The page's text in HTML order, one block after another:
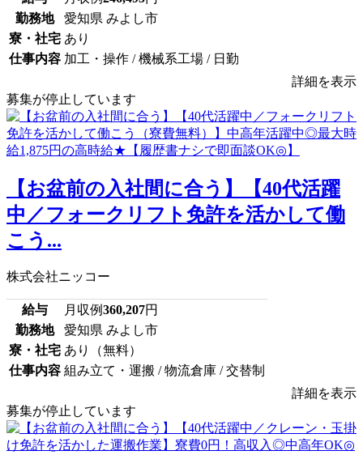
勤務地
愛知県 みよし市
寮・社宅 あり
仕事内容 加工・操作 / 機械系工場 / 日勤
詳細を表示
募集が停止しています
【お盆前の入社間に合う】【40代活躍
中／フォークリフト免許を活かして働
こう...
株式会社ニッコー
給与 月収例360,207円
勤務地
愛知県 みよし市
寮・社宅 あり（無料）
仕事内容 組み立て・運搬 / 物流倉庫 / 交替制
詳細を表示
募集が停止しています